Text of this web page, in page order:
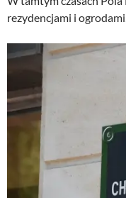
rezydencjami i ogrodami.